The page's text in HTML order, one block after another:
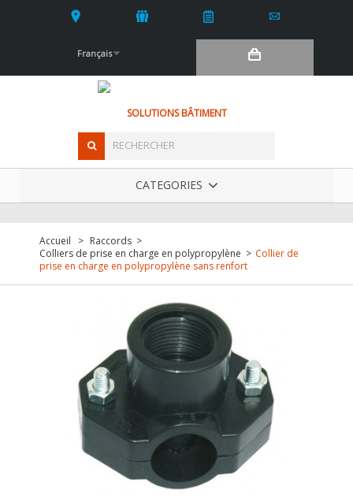
Français
SOLUTIONS BÂTIMENT
CATEGORIES
Accueil > Raccords >
Colliers de prise en charge en polypropylène > Collier de
prise en charge en polypropylène sans renfort